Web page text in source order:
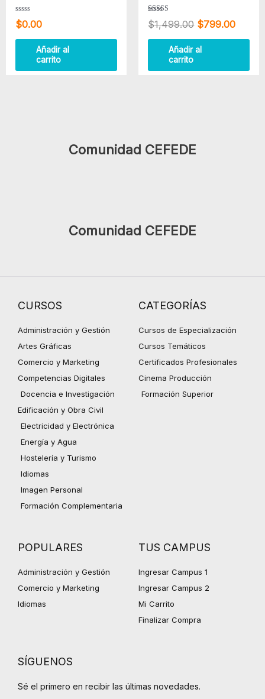
Valorado
con
de
$0.00
Añadir al
carrito
Valorado
con
4.00
de 5
$1,499.00 $799.00
Añadir al
carrito
Comunidad CEFEDE
Comunidad CEFEDE
CURSOS
Administración y Gestión
Artes Gráficas
Comercio y Marketing
Competencias Digitales
Docencia e Investigación
Edificación y Obra Civil
Electricidad y Electrónica
Energía y Agua
Hostelería y Turismo
Idiomas
Imagen Personal
Formación Complementaria
CATEGORÍAS
Cursos de Especialización
Cursos Temáticos
Certificados Profesionales
Cinema Producción
Formación Superior
POPULARES
Administración y Gestión
Comercio y Marketing
Idiomas
TUS CAMPUS
Ingresar Campus 1
Ingresar Campus 2
Mi Carrito
Finalizar Compra
SÍGUENOS
Sé el primero en recibir las últimas novedades.